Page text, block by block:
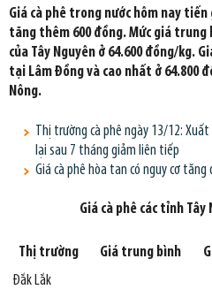
Giá cà phê trong nước hôm nay tiến
tăng thêm 600 đồng. Mức giá
của Tây Nguyên ở 64.600 đồng/kg.
tại Lâm Đồng và cao nhất ở 64.800
Nông.
Thị trường cà phê ngày 13/12:
lại sau 7 tháng giảm liên tiếp
Giá cà phê hòa tan có nguy cơ
Giá cà phê các tỉnh Tây
Thị trường
Giá trung bình
Đắk Lắk